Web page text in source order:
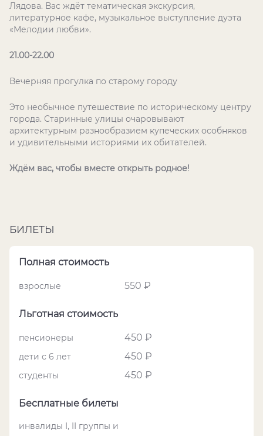
Лядова. Вас ждёт тематическая экскурсия,
литературное кафе, музыкальное выступление дуэта
«Мелодии любви».
21.00-22.00
Вечерняя прогулка по старому городу
Это необычное путешествие по историческому центру
города. Старинные улицы очаровывают
архитектурным разнообразием купеческих особняков
и удивительными историями их обитателей.
Ждём вас, чтобы вместе открыть родное!
БИЛЕТЫ
Полная стоимость
взрослые 550 ₽
Льготная стоимость
пенсионеры 450 ₽
дети с 6 лет 450 ₽
студенты 450 ₽
Бесплатные билеты
инвалиды I, II группы и